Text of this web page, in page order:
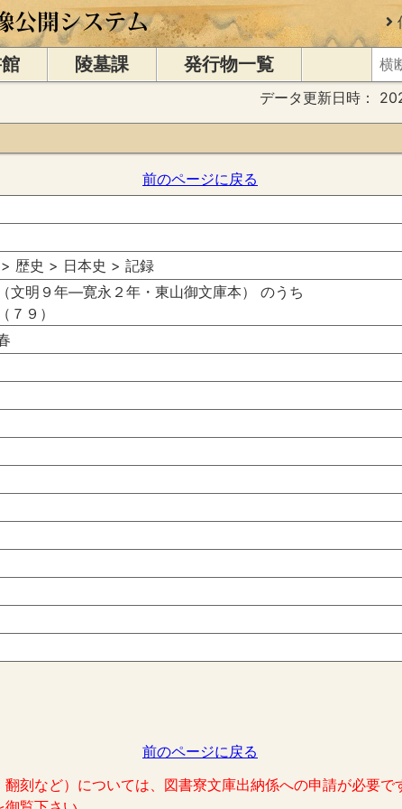
陵墓課 発行物一覧
データ更新日時：
前のページに戻る
歴史 > 日本史 > 記録
明９年―寛永２年・東山御文庫本） のうち
９）
前のページに戻る
刻など）については、図書寮文庫出納係への申請が必要で